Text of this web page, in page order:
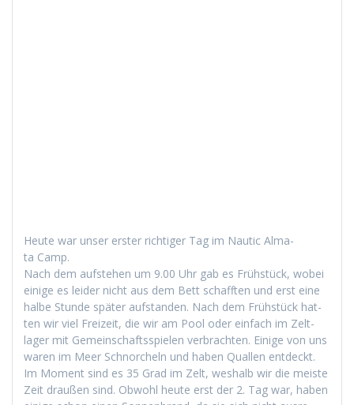
Heute war unser erster richtiger Tag im Nau­tic Alma­
ta Camp.
Nach dem auf­ste­hen um 9.00 Uhr gab es Früh­stück, wobei
einige es lei­der nicht aus dem Bett schafften und erst eine
halbe Stunde später auf­s­tanden. Nach dem Früh­stück hat­
ten wir viel Freizeit, die wir am Pool oder ein­fach im Zelt­
lager mit Gemein­schaftsspie­len ver­bracht­en. Einige von uns
waren im Meer Schnorcheln und haben Quallen ent­deckt.
Im Moment sind es 35 Grad im Zelt, weshalb wir die meiste
Zeit draußen sind. Obwohl heute erst der 2. Tag war, haben